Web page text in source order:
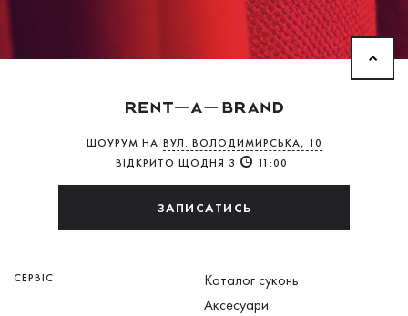
ШОУРУМ НА ВУЛ. ВОЛОДИМИРСЬКА, 10
ВІДКРИТО ЩОДНЯ З
11:00
ЗАПИСАТИСЬ
СЕРВІС
Каталог суконь
Аксесуари